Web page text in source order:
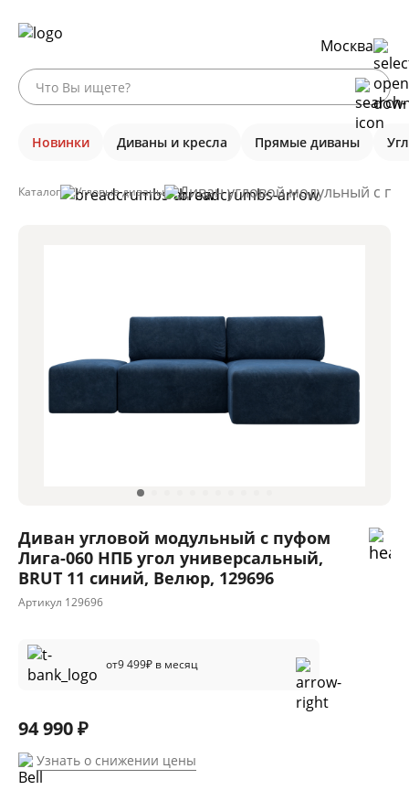
Москва
Новинки Диваны и кресла Прямые диваны
Каталог Угловые диваны Диван угловой модульный с
Диван угловой модульный с пуфом
Лига-060 НПБ угол универсальный,
BRUT 11 синий, Велюр, 129696
Артикул 129696
от9 499₽ в месяц
94 990 ₽
Узнать о снижении цены